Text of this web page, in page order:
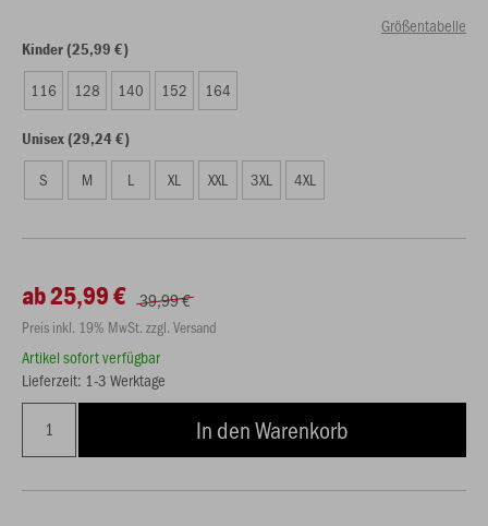
Größentabelle
Kinder (25,99 €)
116 128 140 152 164
Unisex (29,24 €)
S M L XL XXL 3XL 4XL
ab 25,99 € 39,99 €
Preis inkl. 19% MwSt. zzgl. Versand
Artikel sofort verfügbar
Lieferzeit: 1-3 Werktage
In den Warenkorb